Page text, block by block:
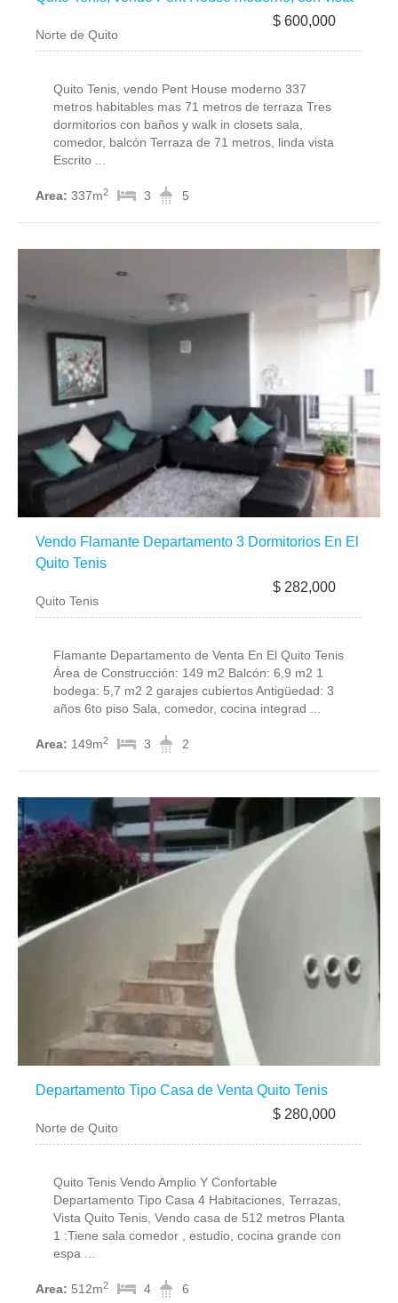
$ 600,000
Norte de Quito
Quito Tenis, vendo Pent House moderno 337
metros habitables mas 71 metros de terraza Tres
dormitorios con baños y walk in closets sala,
comedor, balcón Terraza de 71 metros, linda vista
Escrito ...
Area: 337m2 3 5
Vendo Flamante Departamento 3 Dormitorios En El
Quito Tenis
$ 282,000
Quito Tenis
Flamante Departamento de Venta En El Quito Tenis
Área de Construcción: 149 m2 Balcón: 6,9 m2 1
bodega: 5,7 m2 2 garajes cubiertos Antigüedad: 3
años 6to piso Sala, comedor, cocina integrad ...
Area: 149m2 3 2
Departamento Tipo Casa de Venta Quito Tenis
$ 280,000
Norte de Quito
Quito Tenis Vendo Amplio Y Confortable
Departamento Tipo Casa 4 Habitaciones, Terrazas,
Vista Quito Tenis, Vendo casa de 512 metros Planta
1 :Tiene sala comedor , estudio, cocina grande con
espa ...
Area: 512m2 4 6